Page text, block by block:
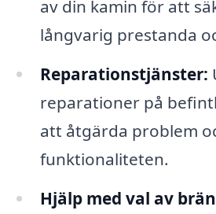
av din kamin för att
långvarig prestanda
Reparationstjänster:
reparationer på
att åtgärda problem
funktionaliteten.
Hjälp med val av